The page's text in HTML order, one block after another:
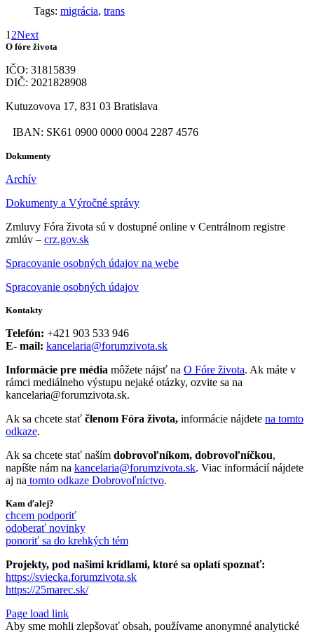
Tags: migrácia, trans
1 2Next
O fóre života
IČO: 31815839
DIČ: 2021828908
Kutuzovova 17, 831 03 Bratislava
IBAN: SK61 0900 0000 0004 2287 4576
Dokumenty
Archív
Dokumenty a Výročné správy
Zmluvy Fóra života sú v dostupné online v Centrálnom registre
zmlúv – crz.gov.sk
Spracovanie osobných údajov na webe
Spracovanie osobných údajov
Kontakty
Telefón: +421 903 533 946
E- mail: kancelaria@forumzivota.sk
Informácie pre média môžete nájsť na O Fóre života. Ak máte v
rámci mediálneho výstupu nejaké otázky, ozvite sa na
kancelaria@forumzivota.sk.
Ak sa chcete stať členom Fóra života, informácie nájdete na tomto
odkaze.
Ak sa chcete stať naším dobrovoľníkom, dobrovoľníčkou,
napíšte nám na kancelaria@forumzivota.sk. Viac informácií nájdete
aj na tomto odkaze Dobrovoľníctvo.
Kam ďalej?
chcem podporiť
odoberať novinky
ponoriť sa do krehkých tém
Projekty, pod našimi krídlami, ktoré sa oplatí spoznať:
https://sviecka.forumzivota.sk
https://25marec.sk/
Page load link
Aby sme mohli zlepšovať obsah, používame anonymné analytické